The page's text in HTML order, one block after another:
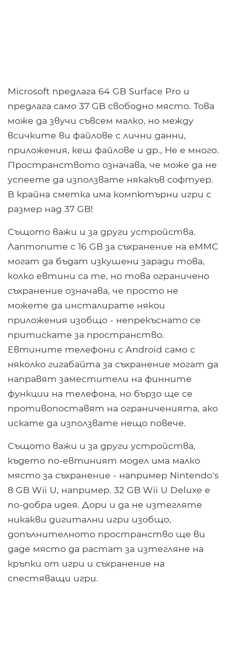
Microsoft предлага 64 GB Surface Pro и
предлага само 37 GB свободно място. Това
може да звучи съвсем малко, но между
всичките ви файлове с лични данни,
приложения, кеш файлове и др., Не е много.
Пространството означава, че може да не
успеете да използвате някакъв софтуер.
В крайна сметка има компютърни игри с
размер над 37 GB!
Същото важи и за други устройства.
Лаптопите с 16 GB за съхранение на eMMC
могат да бъдат изкушени заради това,
колко евтини са те, но това ограничено
съхранение означава, че просто не
можете да инсталирате някои
приложения изобщо - непрекъснато се
притискате за пространство.
Евтините телефони с Android само с
няколко гигабайта за съхранение могат да
направят заместители на финните
функции на телефона, но бързо ще се
противопоставят на ограниченията, ако
искате да използвате нещо повече.
Същото важи и за други устройства,
където по-евтиният модел има малко
място за съхранение - например Nintendo's
8 GB Wii U, например. 32 GB Wii U Deluxe е
по-добра идея. Дори и да не изтегляте
никакви дигитални игри изобщо,
допълнителното пространство ще ви
даде място да растат за изтегляне на
кръпки от игри и съхранение на
спестяващи игри.